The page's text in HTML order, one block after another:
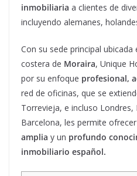
inmobiliaria a clientes de
incluyendo alemanes,
Con su sede principal
costera de Moraira, Unique
por su enfoque profesional,
red de oficinas, que se
Torrevieja, e incluso
Barcelona, les permite
amplia y un profundo
inmobiliario español.